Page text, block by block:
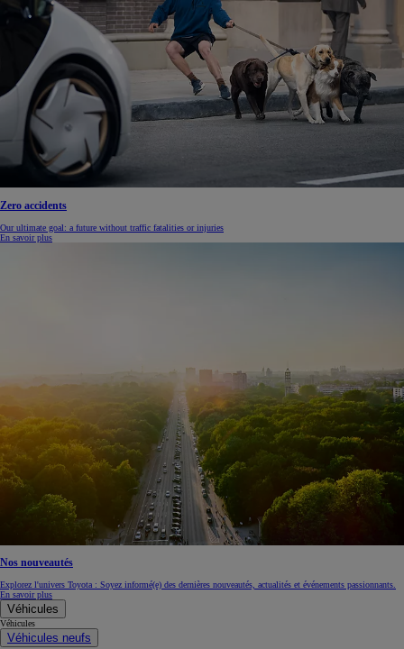
Zero accidents
Our ultimate goal: a future without traffic fatalities or injuries
En savoir plus
Nos nouveautés
Explorez l'univers Toyota : Soyez informé(e) des dernières nouveautés, actualités et événements passionnants.
En savoir plus
Véhicules
Véhicules
Véhicules neufs